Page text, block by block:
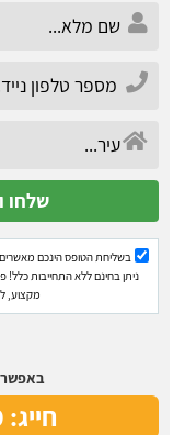
בשליחת הטופס הינכם
ניתן בחינם ללא התחייבות
מקצוע,
חייג: 077-6052900